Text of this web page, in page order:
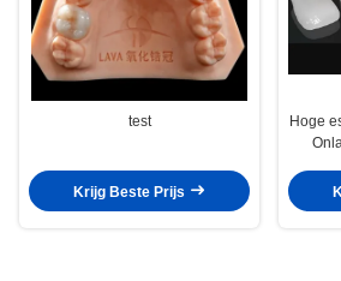
test
Krijg Beste Prijs
Hoge